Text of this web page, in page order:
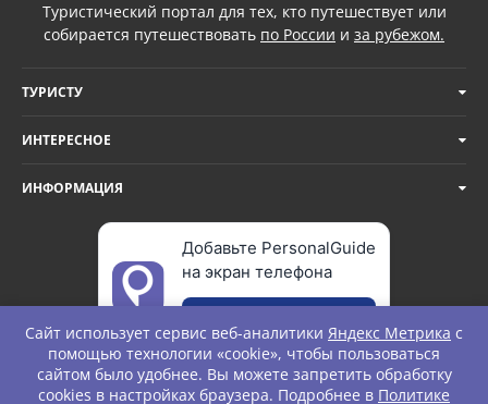
Туристический портал для тех, кто путешествует или
собирается путешествовать по России и за рубежом.
ТУРИСТУ
ИНТЕРЕСНОЕ
ИНФОРМАЦИЯ
Добавьте PersonalGuide
на экран телефона
© Personal Guide. All rights Reserved.
Сайт использует сервис веб-аналитики Яндекс Метрика с
помощью технологии «cookie», чтобы пользоваться
сайтом было удобнее. Вы можете запретить обработку
cookies в настройках браузера. Подробнее в Политике